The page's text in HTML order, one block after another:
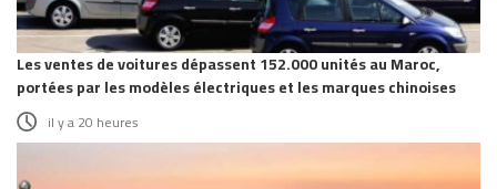
Les ventes de voitures dépassent 152.000 unités au Maroc,
portées par les modèles électriques et les marques chinoises
il y a 20 heures